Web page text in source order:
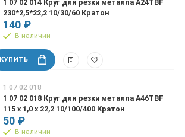
1 07 02 014 Круг для резки металла А24TBF
230*2,5*22,2 10/30/60 Кратон
140 ₽
В наличии
КУПИТЬ
1 07 02 018
1 07 02 018 Круг для резки металла A46TBF
115 х 1,0 х 22,2 10/100/400 Кратон
50 ₽
В наличии